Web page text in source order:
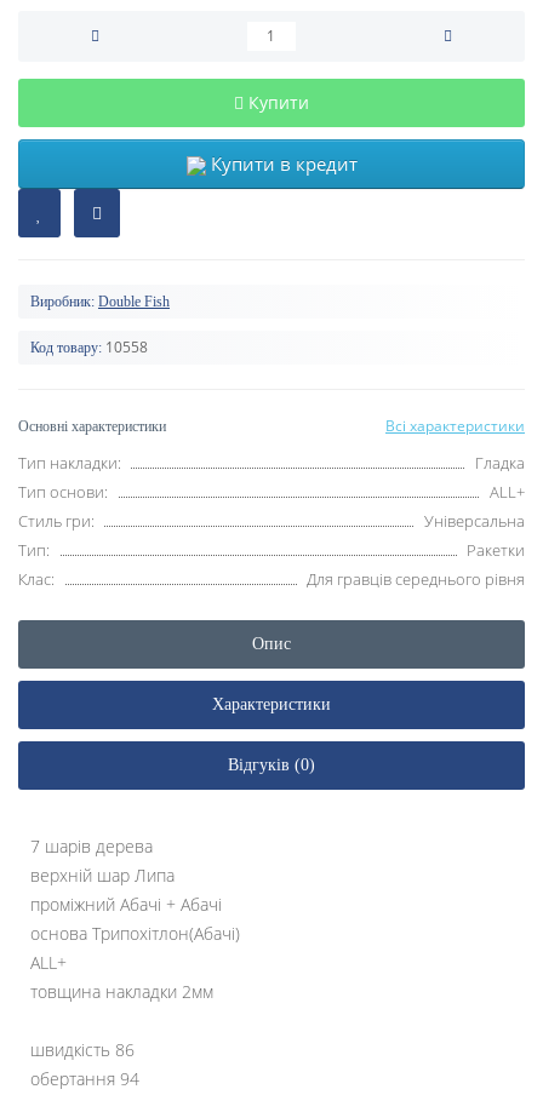
Купити
Купити в кредит
Виробник: Double Fish
Код товару: 10558
Основні характеристики Всі характеристики
Тип накладки:
Гладка
Тип основи:
ALL+
Стиль гри:
Універсальна
Тип:
Ракетки
Клас:
Для гравців середнього рівня
Опис
Характеристики
Відгуків (0)
7 шарів дерева
верхній шар Липа
проміжний Абачі + Абачі
основа Трипохітлон(Абачі)
ALL+
товщина накладки 2мм
швидкість 86
обертання 94